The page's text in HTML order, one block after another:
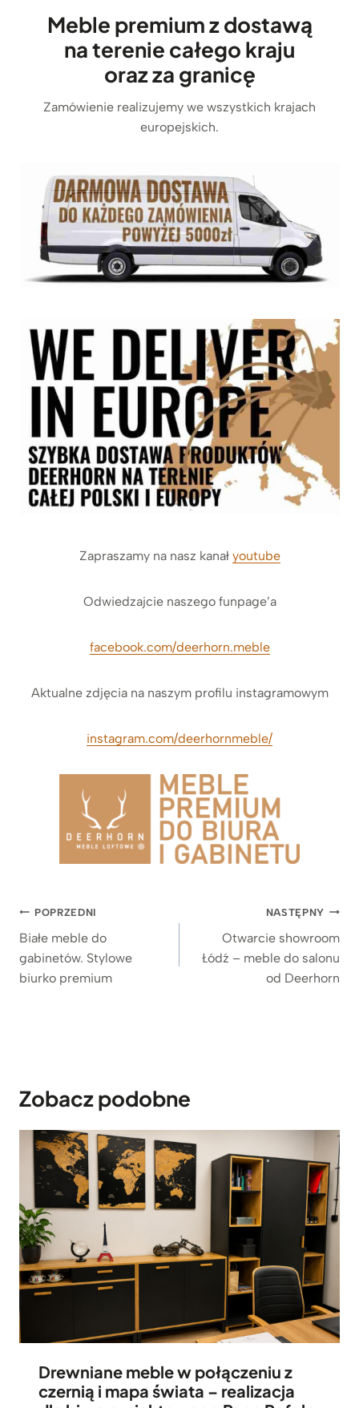
Meble premium z dostawą
na terenie całego kraju
oraz za granicę
Zamówienie realizujemy we wszystkich krajach
europejskich.
Zapraszamy na nasz kanał youtube
Odwiedzajcie naszego funpage’a
facebook.com/deerhorn.meble
Aktualne zdjęcia na naszym profilu instagramowym
instagram.com/deerhornmeble/
Nawigacja
wpisu
POPRZEDNI
Białe meble do
gabinetów. Stylowe
biurko premium
NASTĘPNY
Otwarcie showroom
Łódź – meble do salonu
od Deerhorn
Zobacz podobne
Drewniane meble w połączeniu z
czernią i mapa świata – realizacja